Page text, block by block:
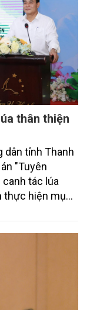
thân thiện
dân tỉnh Thanh
"Tuyên
canh tác lúa
thực hiện mục
đại biểu đến
vị nghiên cứu,
đang trực
thải thấp.